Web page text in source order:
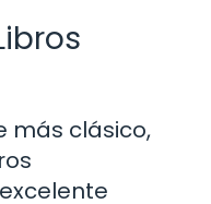
más clásico,